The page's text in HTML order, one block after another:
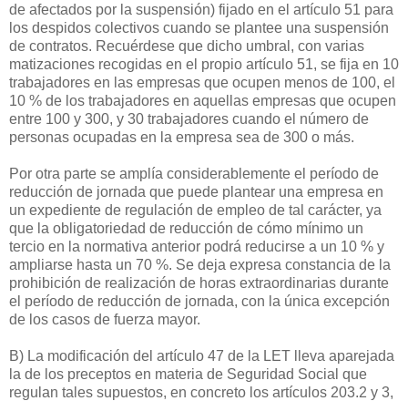
de afectados por la suspensión) fijado en el artículo 51 para
los despidos colectivos cuando se plantee una suspensión
de contratos. Recuérdese que dicho umbral, con varias
matizaciones recogidas en el propio artículo 51, se fija en 10
trabajadores en las empresas que ocupen menos de 100, el
10 % de los trabajadores en aquellas empresas que ocupen
entre 100 y 300, y 30 trabajadores cuando el número de
personas ocupadas en la empresa sea de 300 o más.
Por otra parte se amplía considerablemente el período de
reducción de jornada que puede plantear una empresa en
un expediente de regulación de empleo de tal carácter, ya
que la obligatoriedad de reducción de cómo mínimo un
tercio en la normativa anterior podrá reducirse a un 10 % y
ampliarse hasta un 70 %. Se deja expresa constancia de la
prohibición de realización de horas extraordinarias durante
el período de reducción de jornada, con la única excepción
de los casos de fuerza mayor.
B) La modificación del artículo 47 de la LET lleva aparejada
la de los preceptos en materia de Seguridad Social que
regulan tales supuestos, en concreto los artículos 203.2 y 3,